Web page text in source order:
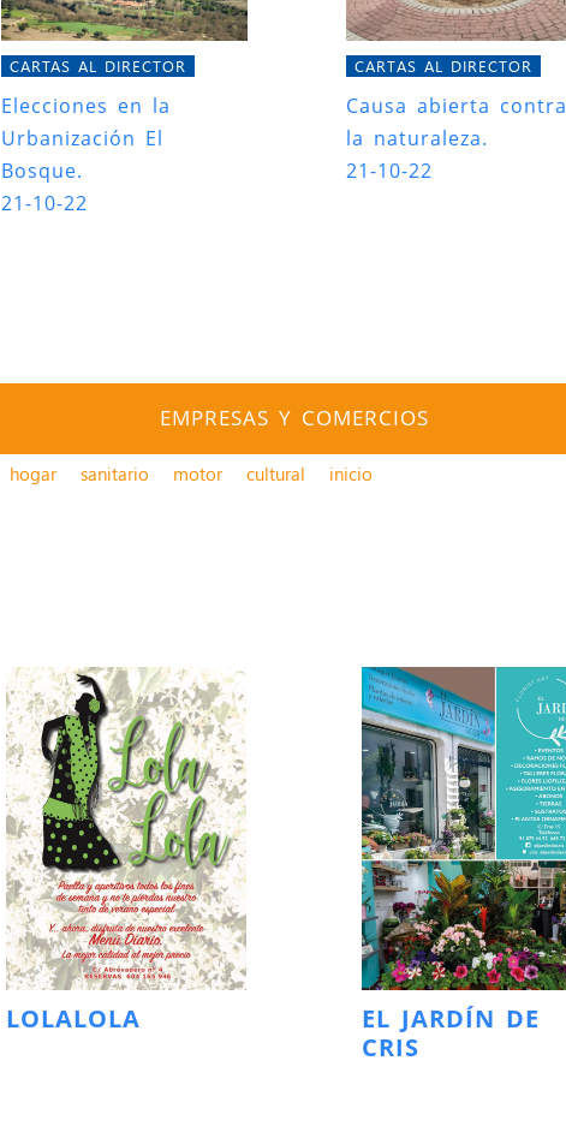
CARTAS AL DIRECTOR
Elecciones en la
Urbanización El
Bosque.
21-10-22
CARTAS AL DIRECTOR
Causa abierta contra
la naturaleza.
21-10-22
EMPRESAS Y COMERCIOS
hogar sanitario motor cultural inicio
LOLALOLA
EL JARDÍN DE
CRIS